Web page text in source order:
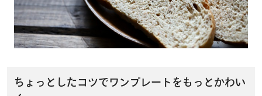
ちょっとしたコツでワンプレートをもっとかわい